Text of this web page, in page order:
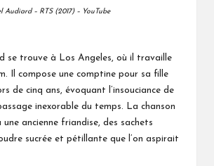
Audiard – RTS (2017) – YouTube
se trouve à Los Angeles, où il travaille
Il compose une comptine pour sa fille
de cinq ans, évoquant l’insouciance de
inexorable du temps. La chanson
ancienne friandise, des sachets
sucrée et pétillante que l’on aspirait